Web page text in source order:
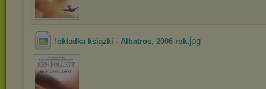
!okładka książki - Albatros, 2006 rok.jpg